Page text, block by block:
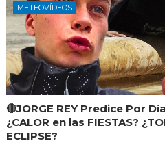
METEOVÍDEOS
🔴JORGE REY Predice Por
¿CALOR en las FIESTAS?
ECLIPSE?